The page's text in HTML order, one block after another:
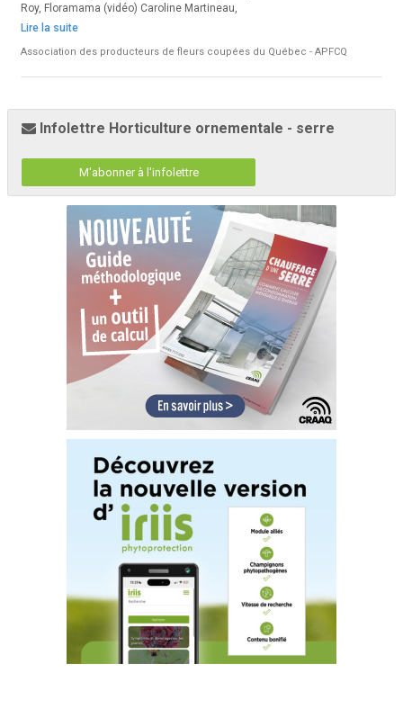
Roy, Floramama (vidéo) Caroline Martineau,
Lire la suite
Association des producteurs de fleurs coupées du Québec - APFCQ
Infolettre Horticulture ornementale - serre
M'abonner à l'infolettre